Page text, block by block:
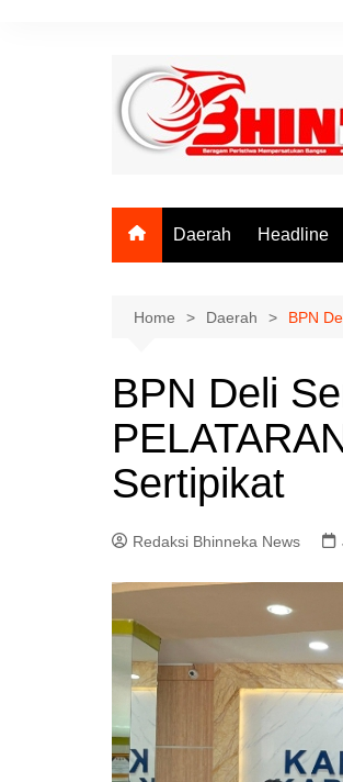
Daerah Headline
Home Daerah BPN
BPN Deli
Sertipikat
Redaksi Bhinneka News